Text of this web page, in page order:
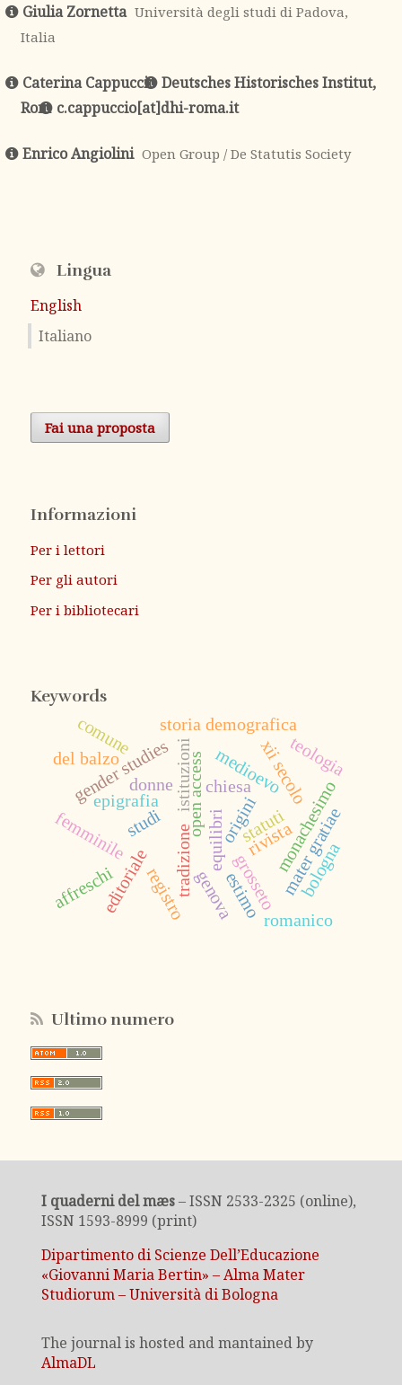
Giulia Zornetta Università degli studi di Padova,
Italia
Caterina CappuccioDeutsches Historisches Institut,
Rom c.cappuccio[at]dhi-roma.it
Enrico Angiolini Open Group / De Statutis Society
Lingua
English
Italiano
Fai una proposta
Informazioni
Per i lettori
Per gli autori
Per i bibliotecari
Keywords
editoriale
open access
rivista
medioevo
studi
istituzioni chiesa xii secolo
equilibri monachesimo
femminile
donne
gender studies
origini mater gratiae
tradizione statuti
grosseto
comune
bologna
estimo
registro
storia demografica
affreschi
romanico
epigrafia
genova
del balzo teologia
Ultimo numero
I quaderni del mæs– ISSN 2533-2325 (online),
ISSN 1593-8999 (print)
Dipartimento di Scienze Dell’Educazione
«Giovanni Maria Bertin» – Alma Mater
Studiorum – Università di Bologna
The journal is hosted and mantained by
AlmaDL